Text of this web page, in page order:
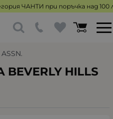
ЧАНТИ при поръчка над 100
HILLS